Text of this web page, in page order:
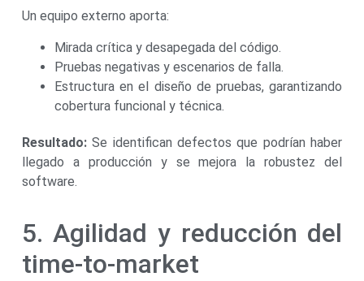
Un equipo externo aporta:
Mirada crítica y desapegada del código.
Pruebas negativas y escenarios de falla.
Estructura en el diseño de pruebas, garantizando
cobertura funcional y técnica.
Resultado:Se identifican defectos que podrían haber
llegado a producción y se mejora la robustez del
software.
5. Agilidad y reducción del
time-to-market